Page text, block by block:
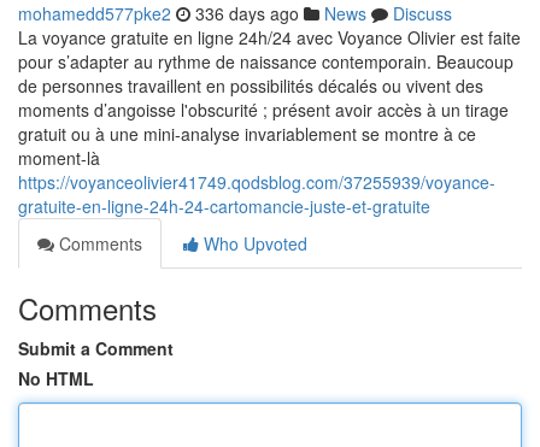
mohamedd577pke2 336 days ago News
Discuss
La voyance gratuite en ligne 24h/24 avec Voyance Olivier est faite
pour s’adapter au rythme de naissance contemporain. Beaucoup
de personnes travaillent en possibilités décalés ou vivent des
moments d’angoisse l'obscurité ; présent avoir accès à un tirage
gratuit ou à une mini-analyse invariablement se montre à ce
moment-là
https://voyanceolivier41749.qodsblog.com/37255939/voyance-
gratuite-en-ligne-24h-24-cartomancie-juste-et-gratuite
Comments
Who Upvoted
Comments
Submit a Comment
No HTML